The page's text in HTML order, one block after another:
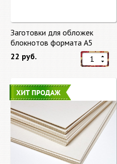
Заготовки для обложек
блокнотов формата А5
22 руб.